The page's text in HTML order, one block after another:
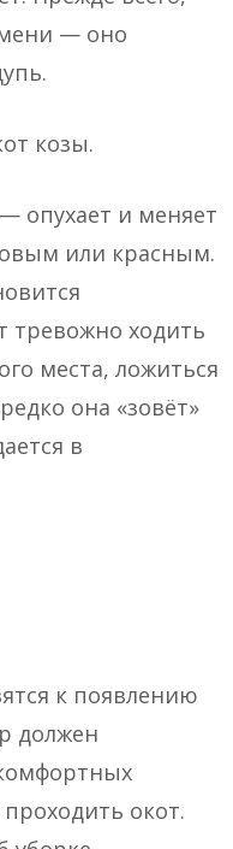
— оно
козы.
опухает и меняет
или красным.
ходить
места, ложиться
она «зовёт»
в
к появлению
должен
окот.